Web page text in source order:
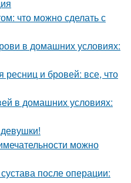
что можно сделать с
в домашних условиях:
и бровей: все, что
в домашних условиях:
можно
после операции: